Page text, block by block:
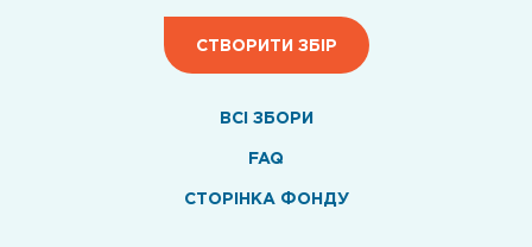
СТВОРИТИ ЗБІР
ВСI ЗБОРИ
FAQ
СТОРІНКА ФОНДУ